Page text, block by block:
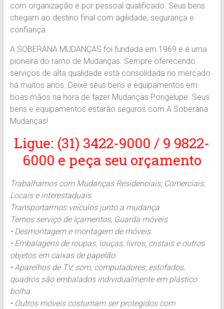
Içamento
com
A
Soberana
Içamentos.
com organização e por pessoal qualificado. Seus bens
chegam ao destino final com agilidade, segurança e
confiança.
A SOBERANA MUDANÇAS foi fundada em 1969 e é uma
pioneira do ramo de Mudanças. Sempre oferecendo
serviços de alta qualidade está consolidada no mercado
há muitos anos. Deixe seus bens e equipamentos em
boas mãos na hora de fazer Mudanças Pongelupe. Seus
bens e equipamentos estarão seguros com A Soberana
Mudanças!
Ligue: (31) 3422-9000 / 9 9822-
6000 e peça seu orçamento
Trabalhamos com Mudanças Residenciais, Comerciais,
Locais e interestaduais
Transportarmos veículos junto a mudança
Temos serviço de Içamentos, Guarda móveis
• Desmontagem e montagem de móveis.
• Embalagens de roupas, louças, livros, cristais e outros
objetos em caixas de papelão.
• Aparelhos de TV, som, computadores, estofados,
quadros são embalados individualmente em plástico
bolha.
• Outros móveis costumam ser protegidos com